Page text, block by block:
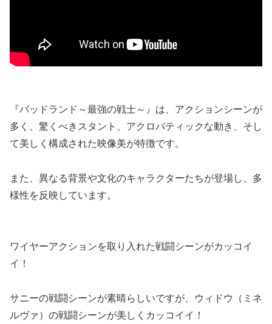
『バッドランド～最強の戦士～』は、アクションシーンが
多く、驚くべきスタント、アクロバティックな動き、そし
て美しく構成された映像美が特徴です。
また、異なる背景や文化のキャラクターたちが登場し、多
様性を反映しています。
ワイヤーアクションを取り入れた戦闘シーンがカッコイ
イ！
サニーの戦闘シーンが素晴らしいですが、ウィドウ（ミネ
ルヴァ）の戦闘シーンが美しくカッコイイ！